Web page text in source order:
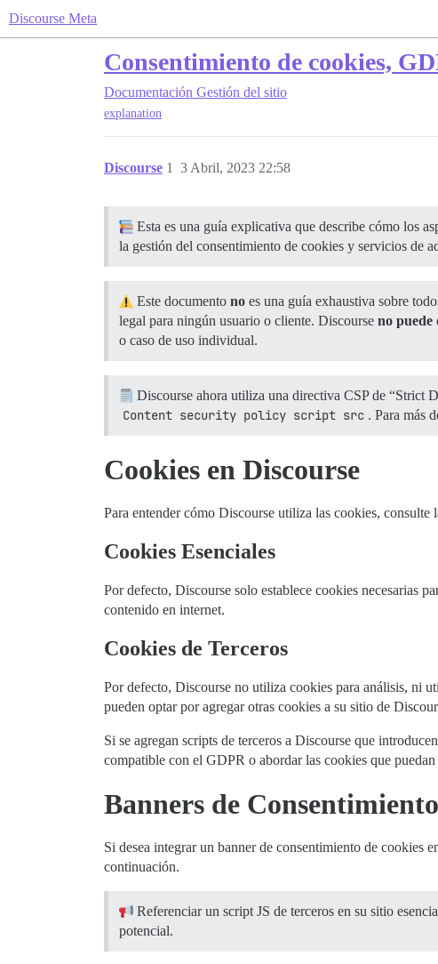
Discourse Meta
Consentimiento de cookies,
Documentación Gestión del sitio
explanation
Discourse 3 Abril, 2023 22:58
1
Esta es una guía explicativa que describe cómo los
la gestión del consentimiento de cookies y servicios de
Este documento no es una guía exhaustiva sobre
legal para ningún usuario o cliente. Discourse no puede
o caso de uso individual.
Discourse ahora utiliza una directiva CSP de “Strict
Content security policy script src . Para más
Cookies en Discourse
Para entender cómo Discourse utiliza las cookies, consulte
Cookies Esenciales
Por defecto, Discourse solo establece cookies necesarias
contenido en internet.
Cookies de Terceros
Por defecto, Discourse no utiliza cookies para análisis, ni
pueden optar por agregar otras cookies a su sitio de
Si se agregan scripts de terceros a Discourse que
compatible con el GDPR o abordar las cookies que
Banners de
Si desea integrar un banner de consentimiento de cookies
continuación.
Referenciar un script JS de terceros en su sitio
potencial.